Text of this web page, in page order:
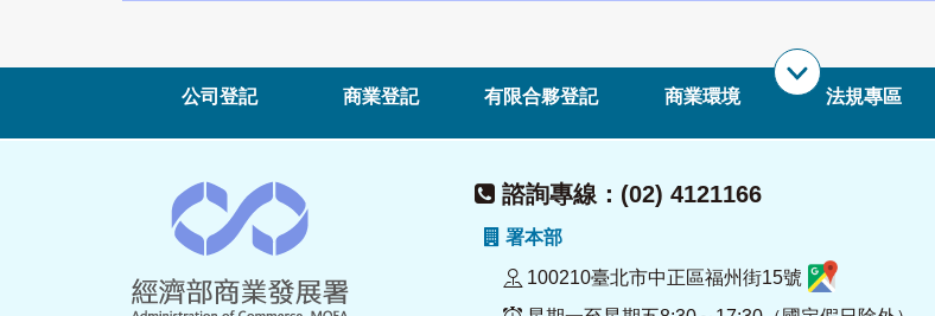
公司登記 商業登記 有限合夥登記 商業環境 法規專區
諮詢專線：(02) 4121166
署本部
100210臺北市中正區福州街15號